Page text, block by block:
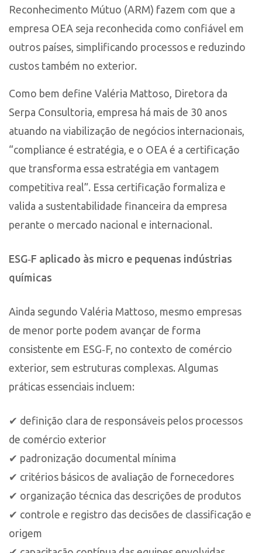
Reconhecimento Mútuo (ARM) fazem com que a
empresa OEA seja reconhecida como confiável em
outros países, simplificando processos e reduzindo
custos também no exterior.
Como bem define Valéria Mattoso, Diretora da
Serpa Consultoria, empresa há mais de 30 anos
atuando na viabilização de negócios internacionais,
“compliance é estratégia, e o OEA é a certificação
que transforma essa estratégia em vantagem
competitiva real”. Essa certificação formaliza e
valida a sustentabilidade financeira da empresa
perante o mercado nacional e internacional.
ESG‑F aplicado às micro e pequenas indústrias
químicas
Ainda segundo Valéria Mattoso, mesmo empresas
de menor porte podem avançar de forma
consistente em ESG‑F, no contexto de comércio
exterior, sem estruturas complexas. Algumas
práticas essenciais incluem:
✔ definição clara de responsáveis pelos processos
de comércio exterior
✔ padronização documental mínima
✔ critérios básicos de avaliação de fornecedores
✔ organização técnica das descrições de produtos
✔ controle e registro das decisões de classificação e
origem